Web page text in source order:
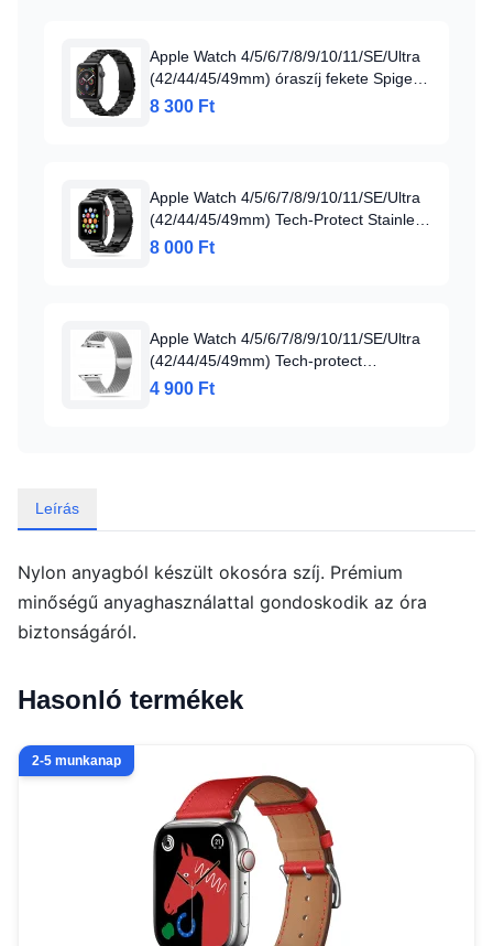
Apple Watch 4/5/6/7/8/9/10/11/SE/Ultra
(42/44/45/49mm) óraszíj fekete Spigen
Modern Fit (062MP25403)
8 300 Ft
Apple Watch 4/5/6/7/8/9/10/11/SE/Ultra
(42/44/45/49mm) Tech-Protect Stainless
Óraszíj Fekete
8 000 Ft
Apple Watch 4/5/6/7/8/9/10/11/SE/Ultra
(42/44/45/49mm) Tech-protect
Milaneseband Óraszíj Ezüst
4 900 Ft
Leírás
Nylon anyagból készült okosóra szíj. Prémium
minőségű anyaghasználattal gondoskodik az óra
biztonságáról.
Hasonló termékek
2-5 munkanap